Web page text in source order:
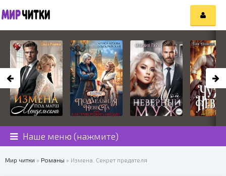
Наше меню (нажмите)
Мир читки » Романы » Измена. Секрет предателя